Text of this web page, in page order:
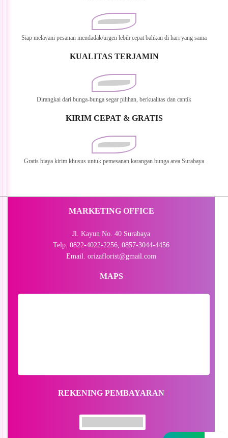
Siap melayani pesanan mendadak/urgen lebih cepat bahkan di hari yang sama
KUALITAS TERJAMIN
Dirangkai dari bunga-bunga segar pilihan, berkualitas dan cantik
KIRIM CEPAT & GRATIS
Gratis biaya kirim khusus untuk pemesanan karangan bunga area Surabaya
MARKETING OFFICE
Jl. Kayun No. 40 Surabaya
Telp. 0822-4022-2256, 0857-3044-4456
Email. orizaflorist@gmail.com
MAPS
REKENING PEMBAYARAN